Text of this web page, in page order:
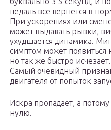
педаль все вернется в
При ускорениях или
может выдавать рывки,
ухудшается динамика.
симптом может появиться
но так же быстро исчезает.
Самый очевидный
двигателя от попыток
Искра пропадает, а
нулю.